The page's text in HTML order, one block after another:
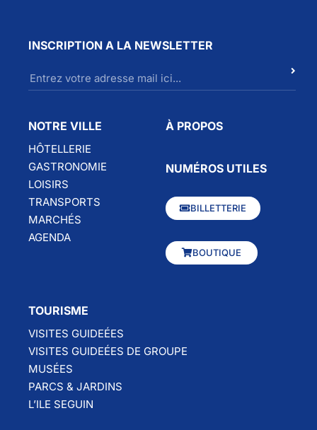
INSCRIPTION A LA NEWSLETTER
NOTRE VILLE
HÔTELLERIE
GASTRONOMIE
LOISIRS
TRANSPORTS
MARCHÉS
AGENDA
À PROPOS
NUMÉROS UTILES
BILLETTERIE
BOUTIQUE
TOURISME
VISITES GUIDEÉES
VISITES GUIDEÉES DE GROUPE
MUSÉES
PARCS & JARDINS
L’ILE SEGUIN